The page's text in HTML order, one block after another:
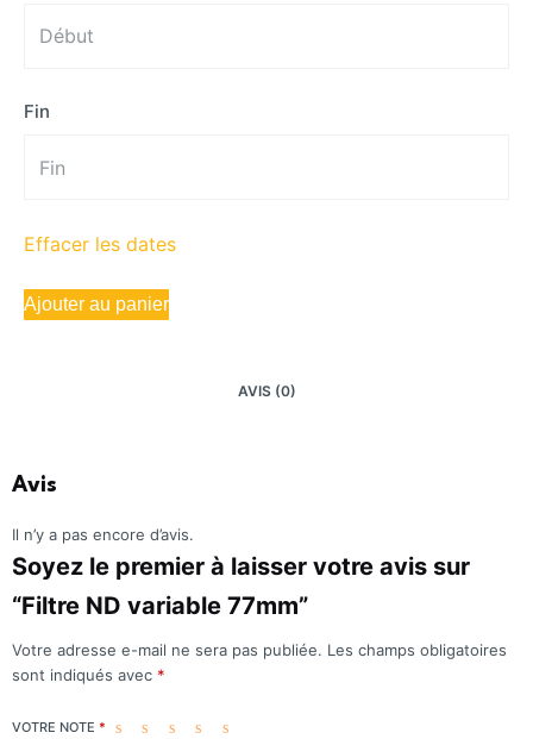
Fin
Effacer les dates
Ajouter au panier
AVIS (0)
Avis
Il n’y a pas encore d’avis.
Soyez le premier à laisser votre avis sur
“Filtre ND variable 77mm”
Votre adresse e-mail ne sera pas publiée. Les champs obligatoires
sont indiqués avec *
VOTRE NOTE *